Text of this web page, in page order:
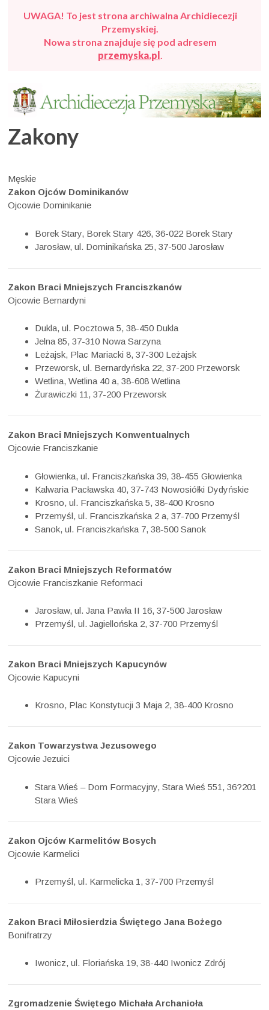
UWAGA! To jest strona archiwalna Archidiecezji
Przemyskiej.
Nowa strona znajduje się pod adresem
przemyska.pl.
Zakony
Męskie
Zakon Ojców Dominikanów
Ojcowie Dominikanie
Borek Stary, Borek Stary 426, 36-022 Borek Stary
Jarosław, ul. Dominikańska 25, 37-500 Jarosław
Zakon Braci Mniejszych Franciszkanów
Ojcowie Bernardyni
Dukla, ul. Pocztowa 5, 38-450 Dukla
Jelna 85, 37-310 Nowa Sarzyna
Leżajsk, Plac Mariacki 8, 37-300 Leżajsk
Przeworsk, ul. Bernardyńska 22, 37-200 Przeworsk
Wetlina, Wetlina 40 a, 38-608 Wetlina
Żurawiczki 11, 37-200 Przeworsk
Zakon Braci Mniejszych Konwentualnych
Ojcowie Franciszkanie
Głowienka, ul. Franciszkańska 39, 38-455 Głowienka
Kalwaria Pacławska 40, 37-743 Nowosiółki Dydyńskie
Krosno, ul. Franciszkańska 5, 38-400 Krosno
Przemyśl, ul. Franciszkańska 2 a, 37-700 Przemyśl
Sanok, ul. Franciszkańska 7, 38-500 Sanok
Zakon Braci Mniejszych Reformatów
Ojcowie Franciszkanie Reformaci
Jarosław, ul. Jana Pawła II 16, 37-500 Jarosław
Przemyśl, ul. Jagiellońska 2, 37-700 Przemyśl
Zakon Braci Mniejszych Kapucynów
Ojcowie Kapucyni
Krosno, Plac Konstytucji 3 Maja 2, 38-400 Krosno
Zakon Towarzystwa Jezusowego
Ojcowie Jezuici
Stara Wieś – Dom Formacyjny, Stara Wieś 551, 36?201
Stara Wieś
Zakon Ojców Karmelitów Bosych
Ojcowie Karmelici
Przemyśl, ul. Karmelicka 1, 37-700 Przemyśl
Zakon Braci Miłosierdzia Świętego Jana Bożego
Bonifratrzy
Iwonicz, ul. Floriańska 19, 38-440 Iwonicz Zdrój
Zgromadzenie Świętego Michała Archanioła